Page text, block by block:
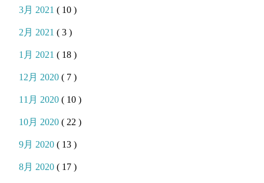
3月 2021( 10 )
2月 2021( 3 )
1月 2021( 18 )
12月 2020( 7 )
11月 2020( 10 )
10月 2020( 22 )
9月 2020( 13 )
8月 2020( 17 )